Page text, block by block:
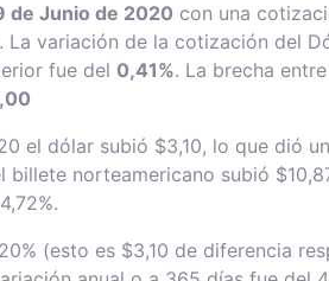
de Junio de 2020 con una
La variación de la cotización del
fue del 0,41%. La brecha
el dólar subió $3,10, lo que dió
billete norteamericano subió
(esto es $3,10 de diferencia